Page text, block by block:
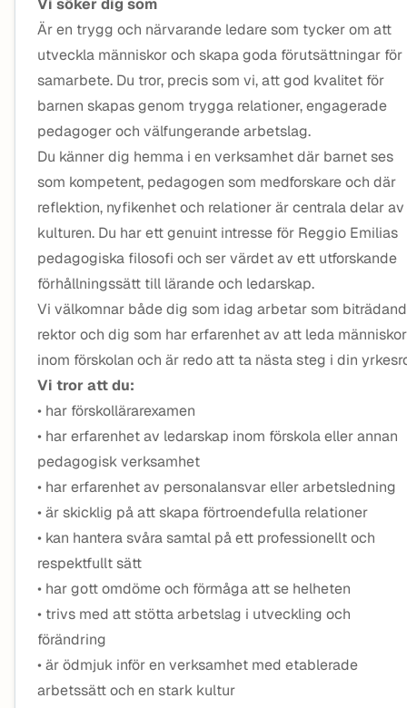
Vi söker dig som
Är en trygg och närvarande ledare som tycker om att
utveckla människor och skapa goda förutsättningar för
samarbete. Du tror, precis som vi, att god kvalitet för
barnen skapas genom trygga relationer, engagerade
pedagoger och välfungerande arbetslag.
Du känner dig hemma i en verksamhet där barnet ses
som kompetent, pedagogen som medforskare och där
reflektion, nyfikenhet och relationer är centrala delar av
kulturen. Du har ett genuint intresse för Reggio Emilias
pedagogiska filosofi och ser värdet av ett utforskande
förhållningssätt till lärande och ledarskap.
Vi välkomnar både dig som idag arbetar som
rektor och dig som har erfarenhet av att leda människor
inom förskolan och är redo att ta nästa steg i din
Vi tror att du:
• har förskollärarexamen
• har erfarenhet av ledarskap inom förskola eller annan
pedagogisk verksamhet
• har erfarenhet av personalansvar eller arbetsledning
• är skicklig på att skapa förtroendefulla relationer
• kan hantera svåra samtal på ett professionellt och
respektfullt sätt
• har gott omdöme och förmåga att se helheten
• trivs med att stötta arbetslag i utveckling och
förändring
• är ödmjuk inför en verksamhet med etablerade
arbetssätt och en stark kultur